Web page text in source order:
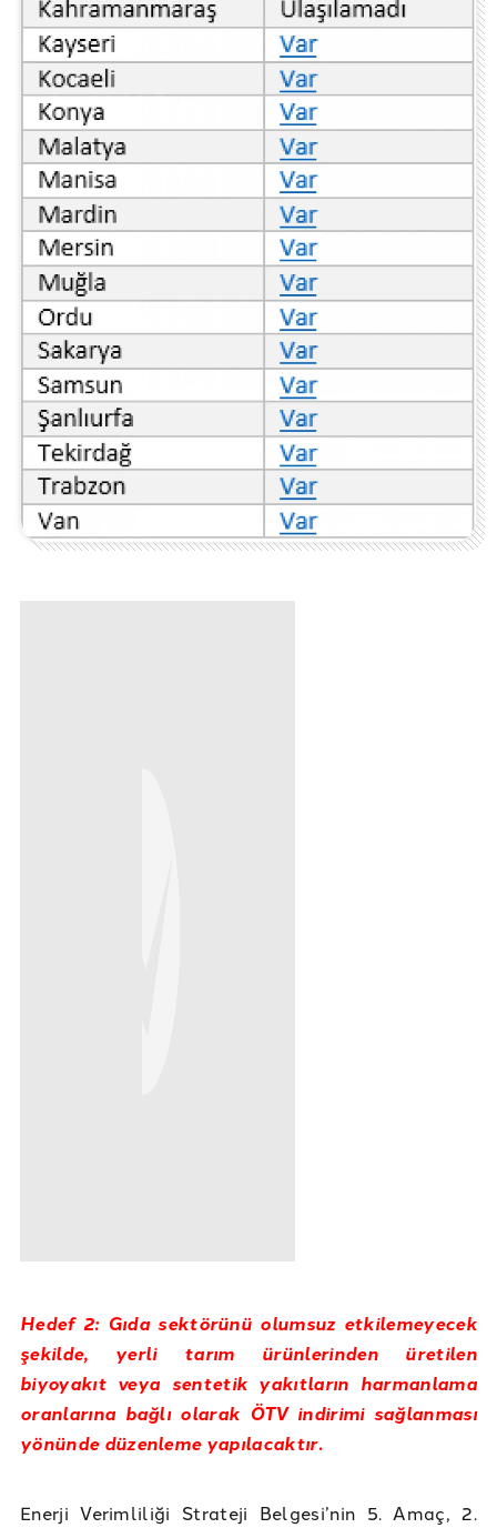
Hedef 2: Gıda sektörünü olumsuz etkilemeyecek
şekilde, yerli tarım ürünlerinden üretilen
biyoyakıt veya sentetik yakıtların harmanlama
oranlarına bağlı olarak ÖTV indirimi sağlanması
yönünde düzenleme yapılacaktır.
Enerji Verimliliği Strateji Belgesi’nin 5. Amaç, 2.